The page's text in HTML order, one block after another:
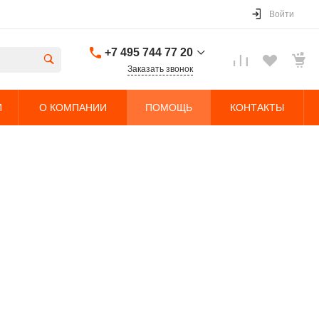
Войти
+7 495 744 77 20
г. Долгопрудный,
Заказать звонок
О КОМПАНИИ ПОМОЩЬ КОНТАКТЫ